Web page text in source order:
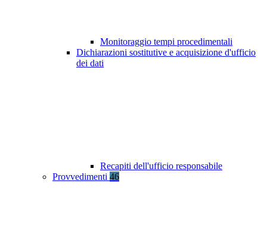
Monitoraggio tempi procedimentali
Dichiarazioni sostitutive e acquisizione d'ufficio
dei dati
Recapiti dell'ufficio responsabile
Provvedimenti 46